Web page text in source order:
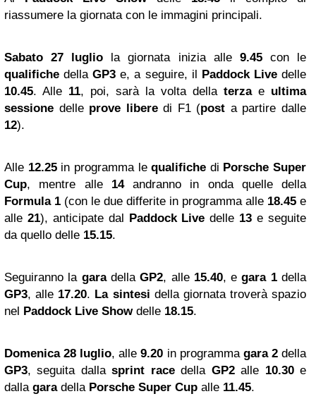
riassumere la giornata con le immagini principali.
Sabato 27 luglio la giornata inizia alle 9.45 con le
qualifiche dellaGP3 e, a seguire, il Paddock Livedelle
10.45. Alle 11, poi, sarà la volta della terza e ultima
sessione delleprove liberedi F1 (post a partire dalle
12).
Alle 12.25 in programma lequalifiche di Porsche Super
Cup, mentre alle 14 andranno in onda quelle della
Formula 1 (con le due differite in programma alle 18.45 e
alle 21), anticipate dal Paddock Live delle 13 e seguite
da quello delle 15.15.
Seguiranno la garadellaGP2, alle 15.40, egara 1della
GP3, alle 17.20. La sintesi della giornata troverà spazio
nel Paddock Live Showdelle 18.15.
Domenica 28 luglio, alle9.20 in programma gara 2della
GP3, seguita dallasprint racedella GP2alle 10.30e
dalla garadella Porsche Super Cup alle 11.45.